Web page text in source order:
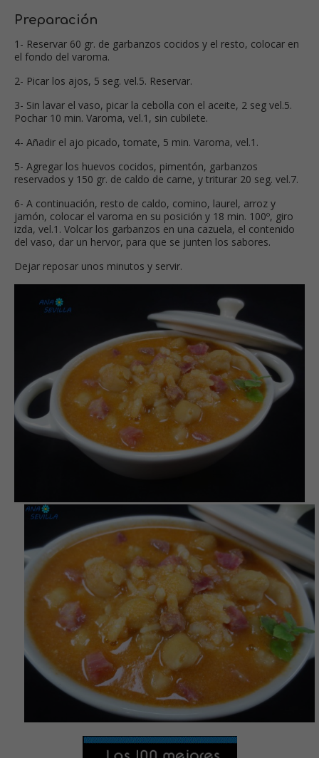
Preparación
1- Reservar 60 gr. de garbanzos cocidos y el resto, colocar en
el fondo del varoma.
2- Picar los ajos, 5 seg. vel.5. Reservar.
3- Sin lavar el vaso, picar la cebolla con el aceite, 2 seg vel.5.
Pochar 10 min. Varoma, vel.1, sin cubilete.
4- Añadir el ajo picado, tomate, 5 min. Varoma, vel.1.
5- Agregar los huevos cocidos, pimentón, garbanzos
reservados y 150 gr. de caldo de carne, y triturar 20 seg. vel.7.
6- A continuación, resto de caldo, comino, laurel, arroz y
jamón, colocar el varoma en su posición y 18 min. 100º, giro
izda, vel.1. Volcar los garbanzos en una cazuela, el contenido
del vaso, dar un hervor, para que se junten los sabores.
Dejar reposar unos minutos y servir.